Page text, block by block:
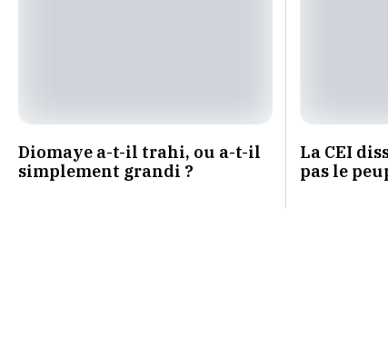
Diomaye a-t-il trahi, ou a-t-il
simplement grandi ?
La CEI
pas le